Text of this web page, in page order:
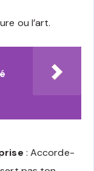
ou l’art.
: Accorde-